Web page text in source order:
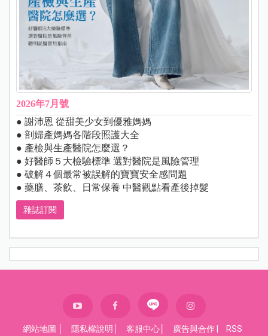
2026年7月號
● 謝沛恩 從甜美少女到優雅媽媽
● 剖婦產媽媽各階段照護大全
● 產檢與生產醫院怎麼選？
● 好醫師５大檢驗標準 選對醫院是風險管理
● 破解４個最常被誤解的寶寶安全感問題
● 藥膳、茶飲、日常保養 中醫觀點看產後掉髮
雜誌訂閱
網站地圖 隱私權說明 客服中心 廣告與合作 RSS